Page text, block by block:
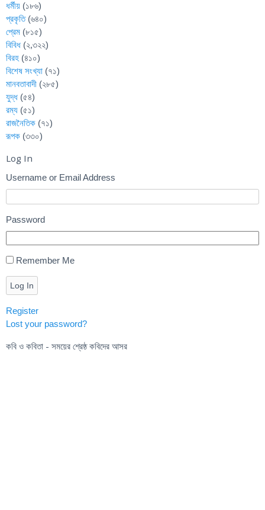
ধর্মীয় (১৮৬)
প্রকৃতি(৬৪০)
প্রেম (৮১৫)
বিবিধ (২,৩২২)
বিরহ (৪১০)
বিশেষ সংখ্যা (৭১)
মানবতাবাদী (২৮৫)
যুদ্ধ (৫৪)
রম্য (৫১)
রাজনৈতিক (৭১)
রূপক (৩৩০)
Log In
Username or Email Address
Password
Remember Me
Log In
Register
Lost your password?
কবি ও কবিতা - সময়ের শ্রেষ্ঠ কবিদের আসর